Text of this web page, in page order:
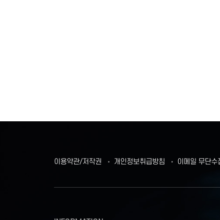
이용약관/저작권 개인정보취급방침 이메일 무단수